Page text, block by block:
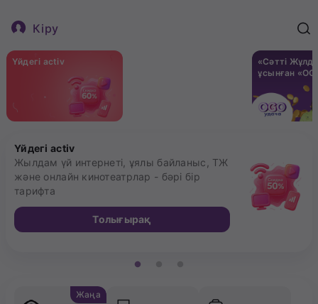
Кіру
Үйдегі activ
«Сәттi
ұсынған
Үйдегі activ
Жылдам үй интернеті, ұялы байланыс, ТЖ
және онлайн кинотеатрлар - бәрі бір
тарифта
Толығырақ
Жаңа